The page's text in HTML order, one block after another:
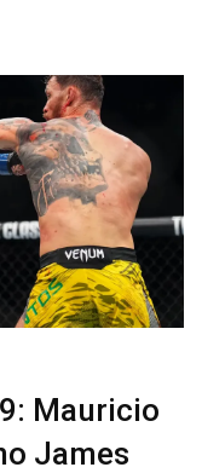
Mauricio
James